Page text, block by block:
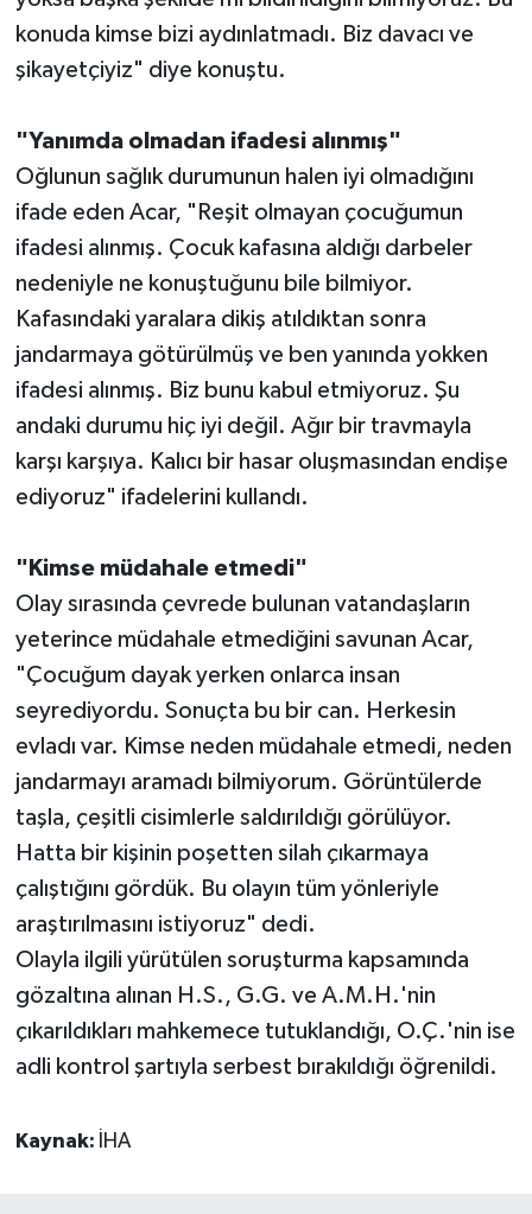
konuda kimse bizi aydınlatmadı. Biz davacı ve
şikayetçiyiz" diye konuştu.
"Yanımda olmadan ifadesi alınmış"
Oğlunun sağlık durumunun halen iyi olmadığını
ifade eden Acar, "Reşit olmayan çocuğumun
ifadesi alınmış. Çocuk kafasına aldığı darbeler
nedeniyle ne konuştuğunu bile bilmiyor.
Kafasındaki yaralara dikiş atıldıktan sonra
jandarmaya götürülmüş ve ben yanında yokken
ifadesi alınmış. Biz bunu kabul etmiyoruz. Şu
andaki durumu hiç iyi değil. Ağır bir travmayla
karşı karşıya. Kalıcı bir hasar oluşmasından endişe
ediyoruz" ifadelerini kullandı.
"Kimse müdahale etmedi"
Olay sırasında çevrede bulunan vatandaşların
yeterince müdahale etmediğini savunan Acar,
"Çocuğum dayak yerken onlarca insan
seyrediyordu. Sonuçta bu bir can. Herkesin
evladı var. Kimse neden müdahale etmedi, neden
jandarmayı aramadı bilmiyorum. Görüntülerde
taşla, çeşitli cisimlerle saldırıldığı görülüyor.
Hatta bir kişinin poşetten silah çıkarmaya
çalıştığını gördük. Bu olayın tüm yönleriyle
araştırılmasını istiyoruz" dedi.
Olayla ilgili yürütülen soruşturma kapsamında
gözaltına alınan H.S., G.G. ve A.M.H.'nin
çıkarıldıkları mahkemece tutuklandığı, O.Ç.'nin ise
adli kontrol şartıyla serbest bırakıldığı öğrenildi.
Kaynak: İHA